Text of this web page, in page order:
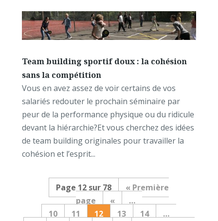
Team building sportif doux : la cohésion
sans la compétition
Vous en avez assez de voir certains de vos
salariés redouter le prochain séminaire par
peur de la performance physique ou du ridicule
devant la hiérarchie?Et vous cherchez des idées
de team building originales pour travailler la
cohésion et l’esprit...
Page 12 sur 78
« Première
page
«
…
10
11 12 13 14
…